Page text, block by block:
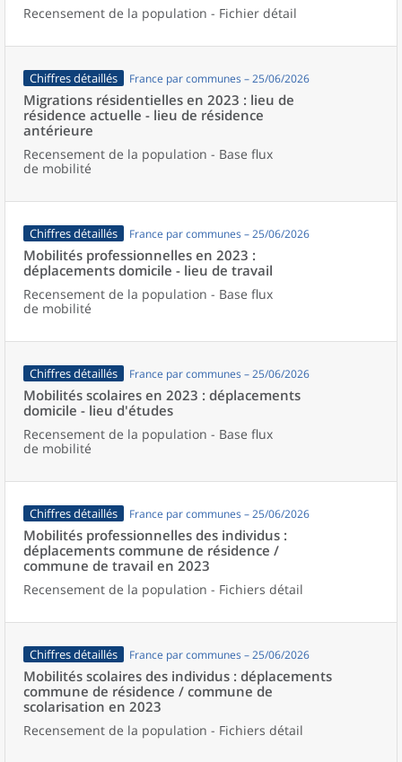
Recensement de la population - Fichier détail
Chiffres détaillés France par communes – 25/06/2026
Migrations résidentielles en 2023 : lieu de
résidence actuelle - lieu de résidence
antérieure
Recensement de la population - Base flux
de mobilité
Chiffres détaillés France par communes – 25/06/2026
Mobilités professionnelles en 2023 :
déplacements domicile - lieu de travail
Recensement de la population - Base flux
de mobilité
Chiffres détaillés France par communes – 25/06/2026
Mobilités scolaires en 2023 : déplacements
domicile - lieu d'études
Recensement de la population - Base flux
de mobilité
Chiffres détaillés France par communes – 25/06/2026
Mobilités professionnelles des individus :
déplacements commune de résidence /
commune de travail en 2023
Recensement de la population - Fichiers détail
Chiffres détaillés France par communes – 25/06/2026
Mobilités scolaires des individus : déplacements
commune de résidence / commune de
scolarisation en 2023
Recensement de la population - Fichiers détail